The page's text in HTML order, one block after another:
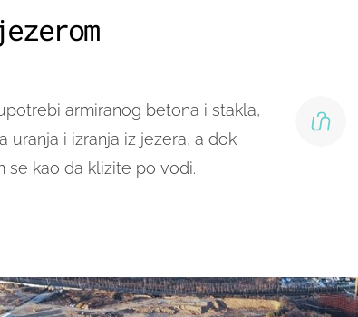
armiranog betona i stakla,
uranja i izranja iz jezera, a dok
se kao da klizite po vodi.